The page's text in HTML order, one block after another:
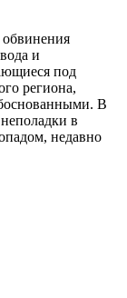
обвинения
и
под
региона,
В
в
недавно